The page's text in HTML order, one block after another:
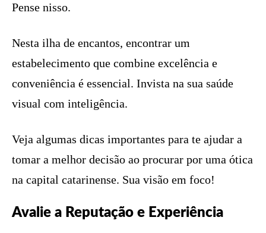
Pense nisso.
Nesta ilha de encantos, encontrar um
estabelecimento que combine excelência e
conveniência é essencial. Invista na sua saúde
visual com inteligência.
Veja algumas dicas importantes para te ajudar a
tomar a melhor decisão ao procurar por uma ótica
na capital catarinense. Sua visão em foco!
Avalie a Reputação e Experiência